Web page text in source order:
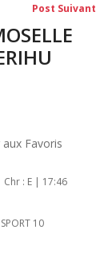
Post Suivant
Favoris
: E | 17:46
10